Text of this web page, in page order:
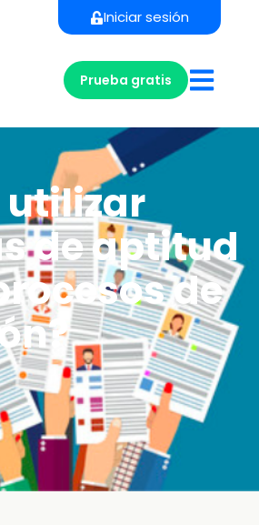
Iniciar sesión
Prueba gratis
utilizar
de aptitud
de